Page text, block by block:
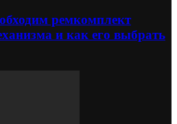
ремкомплект
и как его выбрать